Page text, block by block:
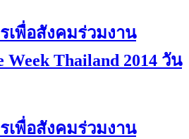
เพื่อสังคมร่วมงาน
Week Thailand 2014 วัน
เพื่อสังคมร่วมงาน